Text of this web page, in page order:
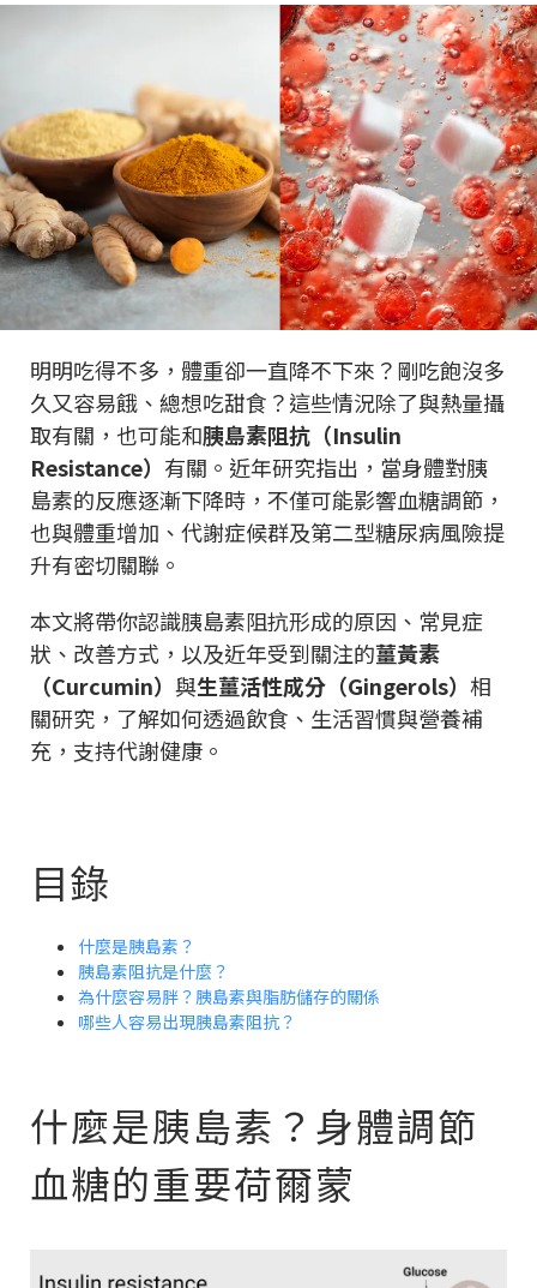
明明吃得不多，體重卻一直降不下來？剛吃飽沒多
久又容易餓、總想吃甜食？這些情況除了與熱量攝
取有關，也可能和胰島素阻抗（Insulin
Resistance） 有關。近年研究指出，當身體對胰
島素的反應逐漸下降時，不僅可能影響血糖調節，
也與體重增加、代謝症候群及第二型糖尿病風險提
升有密切關聯。
本文將帶你認識胰島素阻抗形成的原因、常見症
狀、改善方式，以及近年受到關注的薑黃素
（Curcumin） 與生薑活性成分（Gingerols） 相
關研究，了解如何透過飲食、生活習慣與營養補
充，支持代謝健康。
目錄
什麼是胰島素？
胰島素阻抗是什麼？
為什麼容易胖？胰島素與脂肪儲存的關係
哪些人容易出現胰島素阻抗？
什麼是胰島素？身體調節
血糖的重要荷爾蒙